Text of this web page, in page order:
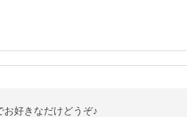
好きなだけどうぞ♪